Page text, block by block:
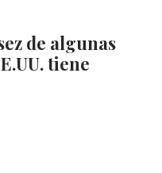
de algunas
tiene